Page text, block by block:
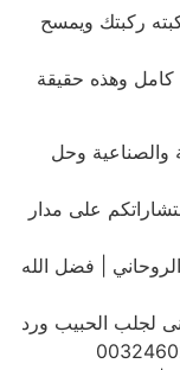
ركبتك ويمسح
وهذه حقيقة
والصناعية وحل
على مدار
| فضل الله
لجلب الحبيب ورد